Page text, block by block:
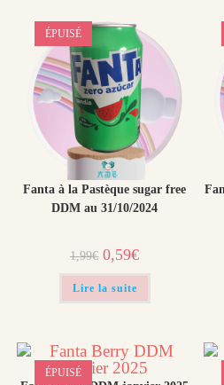
ÉPUISÉ
Fanta à la Pastèque sugar free
DDM au 31/10/2024
1,99€ Le
prix
initial
était :
0,59€Le
prix
actuel
Lire la suite
ÉPUISÉ